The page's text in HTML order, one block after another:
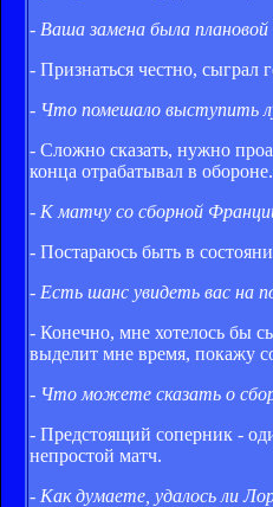
- Ваша замена была плановой
- Признаться честно, сыграл
- Что помешало выступить
- Сложно сказать, нужно
конца отрабатывал в
- К матчу со сборной
- Постараюсь быть в
- Есть шанс увидеть вас на
- Конечно, мне хотелось бы
выделит мне время, покажу
- Что можете сказать о
- Предстоящий соперник -
непростой матч.
- Как думаете, удалось ли